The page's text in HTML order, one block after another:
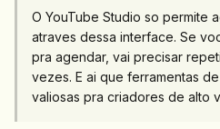
O YouTube Studio so permite
atraves dessa interface. Se
pra agendar, vai precisar
vezes. E ai que ferramentas
valiosas pra criadores de alto